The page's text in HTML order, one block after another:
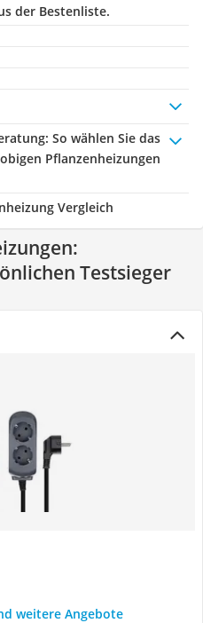
der Bestenliste.
: So wählen Sie das
Pflanzenheizungen
Vergleich
Testsieger
weitere Angebote